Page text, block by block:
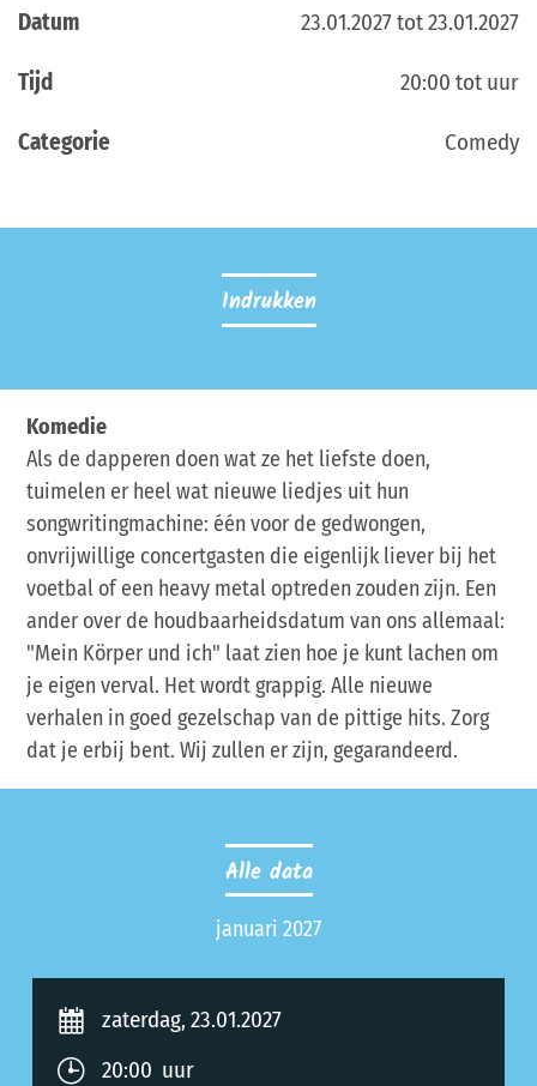
Datum 23.01.2027 tot 23.01.2027
Tijd 20:00 tot uur
Categorie Comedy
Indrukken
Komedie
Als de dapperen doen wat ze het liefste doen,
tuimelen er heel wat nieuwe liedjes uit hun
songwritingmachine: één voor de gedwongen,
onvrijwillige concertgasten die eigenlijk liever bij het
voetbal of een heavy metal optreden zouden zijn. Een
ander over de houdbaarheidsdatum van ons allemaal:
"Mein Körper und ich" laat zien hoe je kunt lachen om
je eigen verval. Het wordt grappig. Alle nieuwe
verhalen in goed gezelschap van de pittige hits. Zorg
dat je erbij bent. Wij zullen er zijn, gegarandeerd.
Alle data
januari 2027
zaterdag, 23.01.2027
20:00 uur